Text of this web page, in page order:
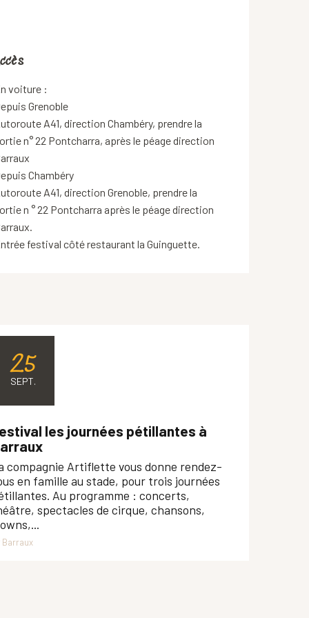
voiture :
Grenoble
A41, direction Chambéry, prendre la
n° 22 Pontcharra, après le péage direction
Chambéry
A41, direction Grenoble, prendre la
n ° 22 Pontcharra après le péage direction
festival côté restaurant la Guinguette.
25
SEPT.
les journées pétillantes à
compagnie Artiflette vous donne rendez-
en famille au stade, pour trois journées
Au programme : concerts,
spectacles de cirque, chansons,
Barraux